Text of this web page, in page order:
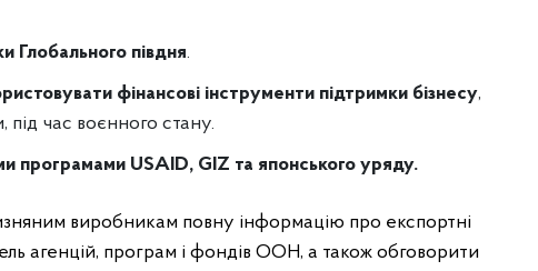
Глобального півдня.
фінансові інструменти підтримки бізнесу,
під час воєнного стану.
програмами USAID, GIZ та японського уряду.
виробникам повну інформацію про експортні
агенцій, програм і фондів ООН, а також обговорити